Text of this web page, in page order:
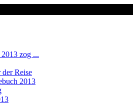
zog ...
Reise
2013